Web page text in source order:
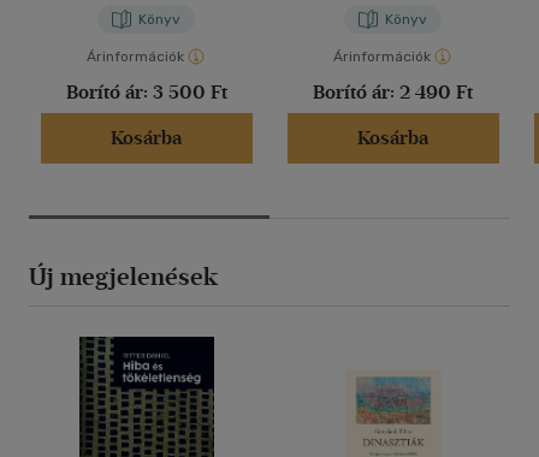
Könyv
Árinformációk
Borító ár: 3 500 Ft
Kosárba
Könyv
Árinformációk
Borító ár: 2 490 Ft
Kosárba
Új megjelenések